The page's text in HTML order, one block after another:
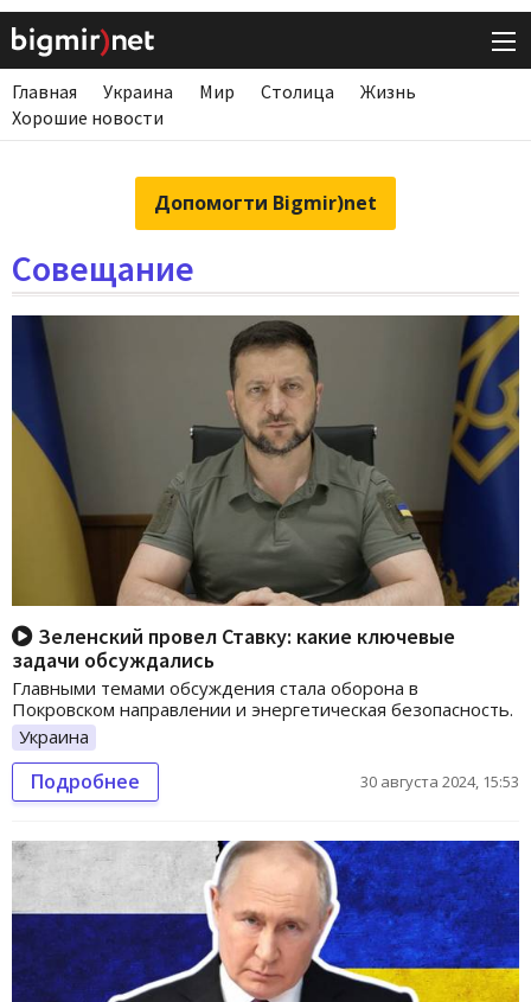
Главная Украина Мир Столица
Жизнь
Хорошие новости
Допомогти Bigmir)net
Совещание
Зеленский провел Ставку: какие ключевые
задачи обсуждались
Главными темами обсуждения стала оборона в
Покровском направлении и энергетическая безопасность.
Украина
Подробнее 30 августа 2024, 15:53